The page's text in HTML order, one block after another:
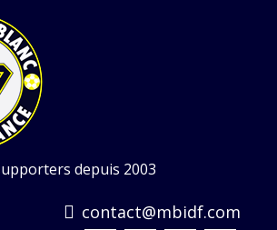
depuis 2003
contact@mbidf.com